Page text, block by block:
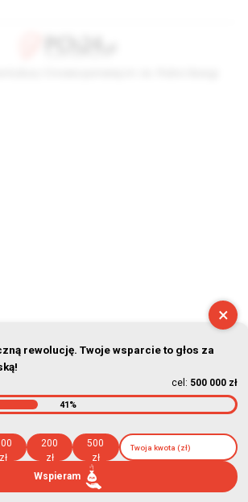
×
rewolucję. Twoje wsparcie to głos za
cel: 500 000 zł
41%
zł
200
zł
500
zł
Wspieram